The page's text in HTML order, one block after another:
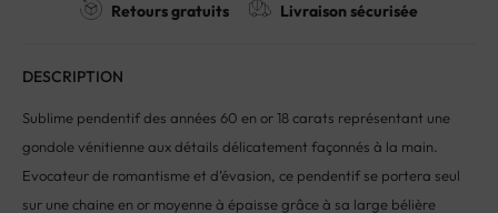
Retours gratuits
Livraison sécurisée
DESCRIPTION
Sublime pendentif des années 60 en or 18 carats représentant une
gondole vénitienne aux détails délicatement façonnés à la main.
Evocateur de romantisme et d’évasion, ce pendentif se portera seul
sur une chaine en or moyenne à épaisse grâce à sa large bélière